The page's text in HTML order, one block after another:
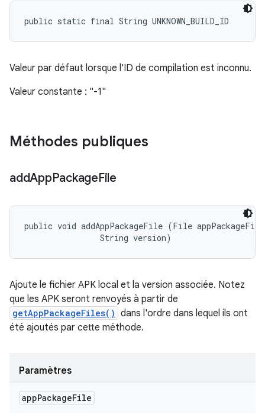
public static final String UNKNOWN_BUILD_ID
Valeur par défaut lorsque l'ID de compilation est inconnu.
Valeur constante : "-1"
Méthodes publiques
addAppPackageFile
public void addAppPackageFile (File
                String version)
Ajoute le fichier APK local et la version associée. Notez
que les APK seront renvoyés à partir de
getAppPackageFiles() dans l'ordre dans lequel ils ont
été ajoutés par cette méthode.
Paramètres
appPackageFile